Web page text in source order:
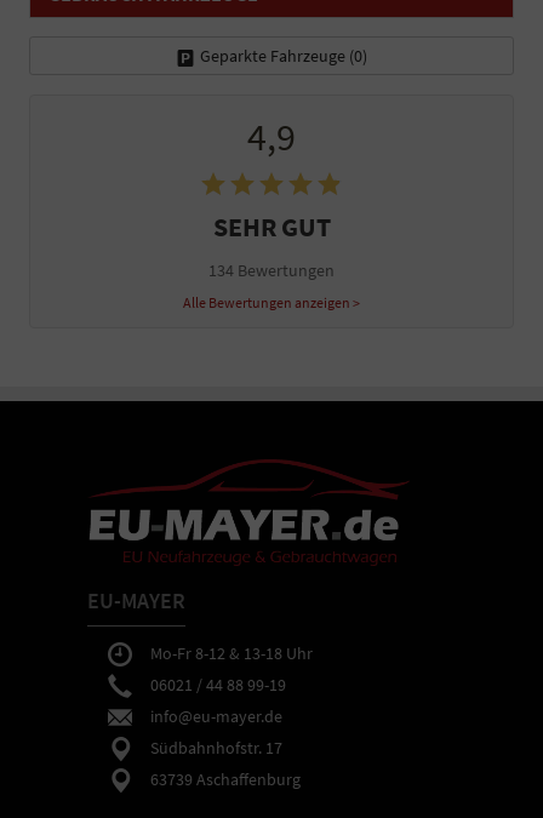
Geparkte Fahrzeuge (0)
4,9
SEHR GUT
134 Bewertungen
Alle Bewertungen anzeigen >
EU-MAYER
Mo-Fr 8-12 & 13-18 Uhr
06021 / 44 88 99-19
info@eu-mayer.de
Südbahnhofstr. 17
63739 Aschaffenburg